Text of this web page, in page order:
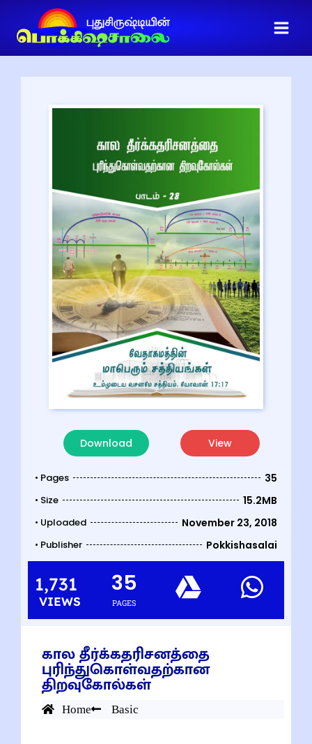
Download View
• Pages 35
• Size 15.2MB
• Uploaded November 23, 2018
• Publisher Pokkishasalai
1,731
VIEWS PAGES
35
கால தீர்க்கதரிசனத்தை
புரிந்துகொள்வதற்கான
திறவுகோல்கள்
Home Basic